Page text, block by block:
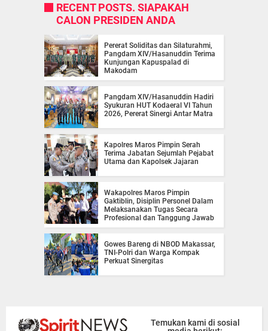
RECENT POSTS. SIAPAKAH
CALON PRESIDEN ANDA
Pererat Soliditas dan Silaturahmi,
Pangdam XIV/Hasanuddin Terima
Kunjungan Kapuspalad di
Makodam
Pangdam XIV/Hasanuddin Hadiri
Syukuran HUT Kodaeral VI Tahun
2026, Pererat Sinergi Antar Matra
Kapolres Maros Pimpin Serah
Terima Jabatan Sejumlah Pejabat
Utama dan Kapolsek Jajaran
Wakapolres Maros Pimpin
Gaktiblin, Disiplin Personel Dalam
Melaksanakan Tugas Secara
Profesional dan Tanggung Jawab
Gowes Bareng di NBOD Makassar,
TNI-Polri dan Warga Kompak
Perkuat Sinergitas
Temukan kami di sosial